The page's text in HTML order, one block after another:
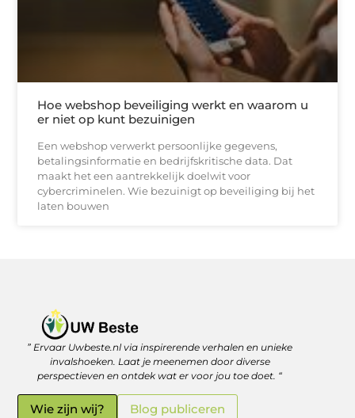
Hoe webshop beveiliging werkt en waarom u
er niet op kunt bezuinigen
Een webshop verwerkt persoonlijke gegevens,
betalingsinformatie en bedrijfskritische data. Dat
maakt het een aantrekkelijk doelwit voor
cybercriminelen. Wie bezuinigt op beveiliging bij het
laten bouwen
” Ervaar Uwbeste.nl via inspirerende verhalen en unieke
invalshoeken. Laat je meenemen door diverse
perspectieven en ontdek wat er voor jou toe doet. “
Wie zijn wij? Blog publiceren